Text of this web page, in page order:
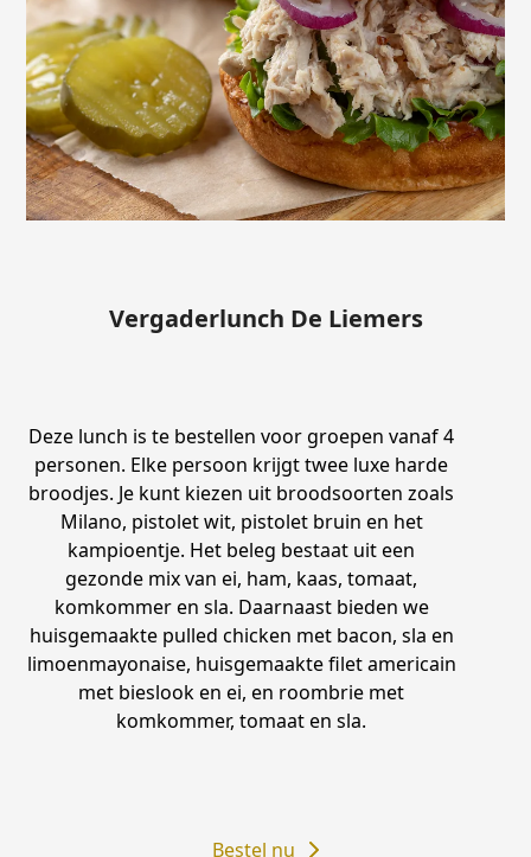
Vergaderlunch De Liemers
Deze lunch is te bestellen voor groepen vanaf 4
personen. Elke persoon krijgt twee luxe harde
broodjes. Je kunt kiezen uit broodsoorten zoals
Milano, pistolet wit, pistolet bruin en het
kampioentje. Het beleg bestaat uit een
gezonde mix van ei, ham, kaas, tomaat,
komkommer en sla. Daarnaast bieden we
huisgemaakte pulled chicken met bacon, sla en
limoenmayonaise, huisgemaakte filet americain
met bieslook en ei, en roombrie met
komkommer, tomaat en sla.
Bestel nu